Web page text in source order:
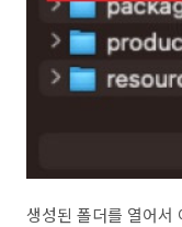
생성된 폴더를 열어서